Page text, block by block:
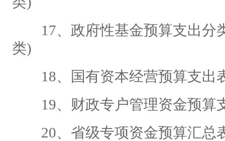
17、政府性基金预算支出分
类)
18、国有资本经营预算支出
19、财政专户管理资金预算
20、省级专项资金预算汇总